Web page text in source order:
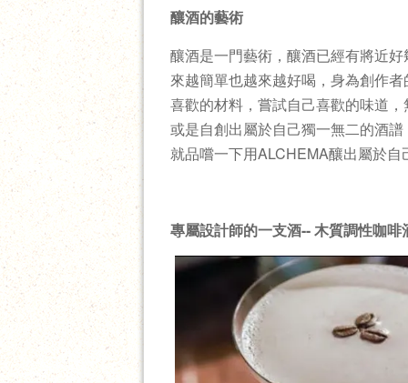
釀酒的藝術
釀酒是一門藝術，釀酒已經有將近
來越簡單也越來越好喝，身為創作
喜歡的材料，嘗試自己喜歡的味道
或是自創出屬於自己獨一無二的酒
就品嚐一下用ALCHEMA釀出屬於
專屬設計師的一支酒-- 木質調性咖啡